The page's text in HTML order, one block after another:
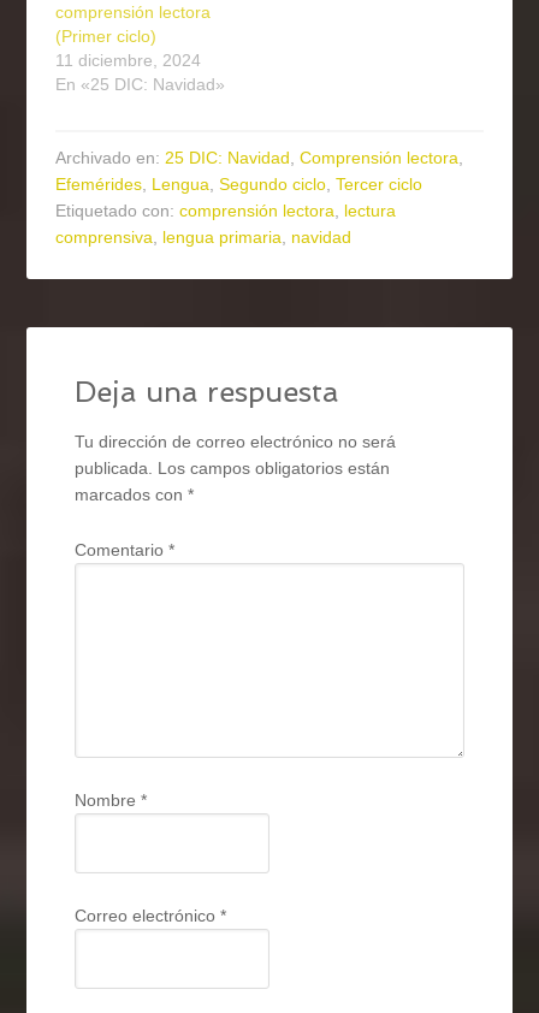
comprensión lectora
(Primer ciclo)
11 diciembre, 2024
En «25 DIC: Navidad»
Archivado en: 25 DIC: Navidad ,Comprensión lectora
Efemérides Lengua ,Segundo ciclo ,Tercer ciclo
Etiquetado con:comprensión lectora
lectura
comprensiva
lengua primaria navidad
Deja una respuesta
Tu dirección de correo electrónico no será
publicada.
Los campos obligatorios están
marcados con*
Comentario*
Nombre*
Correo electrónico*